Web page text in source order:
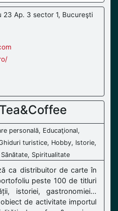
23 Ap. 3 sector 1, Bucureşti
personală, Educaţional,
turistice, Hobby, Istorie,
Spiritualitate
ca distribuitor de carte în
peste 100 de titluri
istoriei, gastronomiei...
de activitate importul